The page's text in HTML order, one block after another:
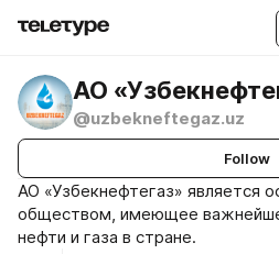
АО
@uzbekneftegaz.uz
Follow
АО «Узбекнефтегаз» является
обществом, имеющее
нефти и газа в стране.